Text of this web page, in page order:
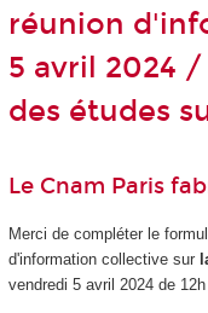
réunion
5 avril 2024 /
des études
Le Cnam Paris
Merci de compléter le
d'information collective sur
vendredi 5 avril 2024 de 12h